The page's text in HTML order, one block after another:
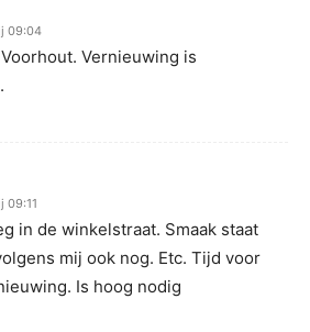
09:04
Vernieuwing is
09:11
in de winkelstraat. Smaak staat
mij ook nog. Etc. Tijd voor
Is hoog nodig